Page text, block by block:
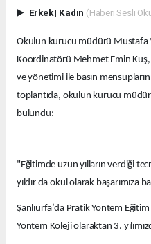
Erkek| Kadın (Haberi Sesli
Okulun kurucu müdürü Mustafa
Koordinatörü Mehmet Emin
ve yönetimi ile basın
toplantıda, okulun kurucu
bulundu:
"Eğitimde uzun yılların verdiği
yıldır da okul olarak başarımıza
Şanlıurfa’da Pratik Yöntem Eğitim
Yöntem Koleji olaraktan 3.